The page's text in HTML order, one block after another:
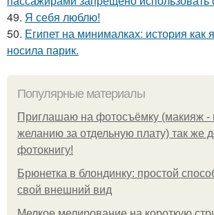
49. Я себя люблю!
50. Египет на минималках: история как
носила парик.
Популярные материалы
Приглашаю на фотосъёмку (макияж -
желанию за отдельную плату) так же
фотокнигу!
Брюнетка в блондинку: простой
свой внешний вид